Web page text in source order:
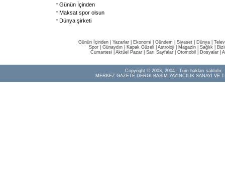
Günün İçinden
Maksat spor olsun
Dünya şirketi
Günün İçinden Yazarlar Ekonomi Gündem Siyaset Dünya |
Spor
Günaydın Kapak Güzeli Astroloji Magazin Sağlık
Cumartesi| Aktüel Pazar| Sarı Sayfalar| Otomobil Dosyalar|
Copyright © 2003, 2004 - Tüm hakları saklıdır.
MERKEZ GAZETE DERGİ BASIM YAYINCILIK SANAYİ VE